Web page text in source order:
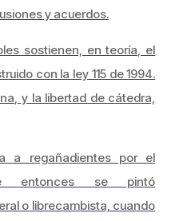
y acuerdos.
sostienen, en teoría, el
con la ley 115 de 1994.
y la libertad de cátedra,
a regañadientes por el
entonces se pintó
o librecambista, cuando